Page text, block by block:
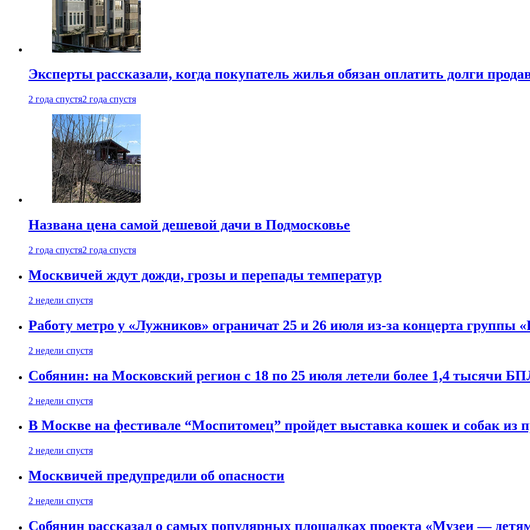
Эксперты рассказали, когда покупатель жилья обязан оплатить долги
2 года спустя2 года спустя
Названа цена самой дешевой дачи в Подмосковье
2 года спустя2 года спустя
Москвичей ждут дожди, грозы и перепады температур
2 недели спустя
Работу метро у «Лужников» ограничат 25 и 26 июля из-за концерта группы
2 недели спустя
Собянин: на Московский регион с 18 по 25 июля летели более 1,4 тысячи
2 недели спустя
В Москве на фестивале “Моспитомец” пройдет выставка кошек и собак из
2 недели спустя
Москвичей предупредили об опасности
2 недели спустя
Собянин рассказал о самых популярных площадках проекта «Музеи —